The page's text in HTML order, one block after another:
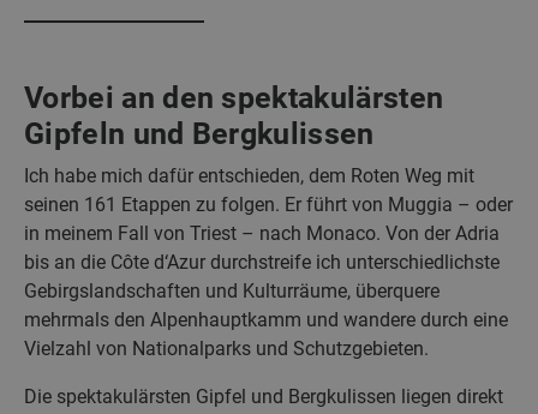
Vorbei an den spektakulärsten
Gipfeln und Bergkulissen
Ich habe mich dafür entschieden, dem Roten Weg mit
seinen 161 Etappen zu folgen. Er führt von Muggia – oder
in meinem Fall von Triest – nach Monaco. Von der Adria
bis an die Côte d‘Azur durchstreife ich unterschiedlichste
Gebirgslandschaften und Kulturräume, überquere
mehrmals den Alpenhauptkamm und wandere durch eine
Vielzahl von Nationalparks und Schutzgebieten.
Die spektakulärsten Gipfel und Bergkulissen liegen direkt